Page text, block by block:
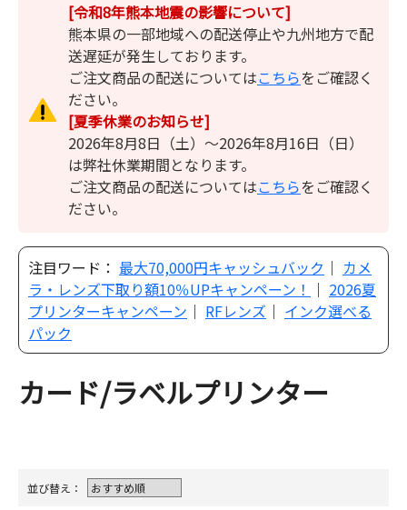
[令和8年熊本地震の影響について]
熊本県の一部地域への配送停止や九州地方で配
送遅延が発生しております。
ご注文商品の配送についてはこちらをご確認く
ださい。
[夏季休業のお知らせ]
2026年8月8日（土）～2026年8月16日（日）
は弊社休業期間となります。
ご注文商品の配送についてはこちらをご確認く
ださい。
注目ワード： 最大70,000円キャッシュバック ｜ カメ
ラ・レンズ下取り額10％UPキャンペーン！
｜ 2026夏
プリンターキャンペーン ｜ RFレンズ ｜ インク選べる
パック
カード/ラベルプリンター
並び替え：